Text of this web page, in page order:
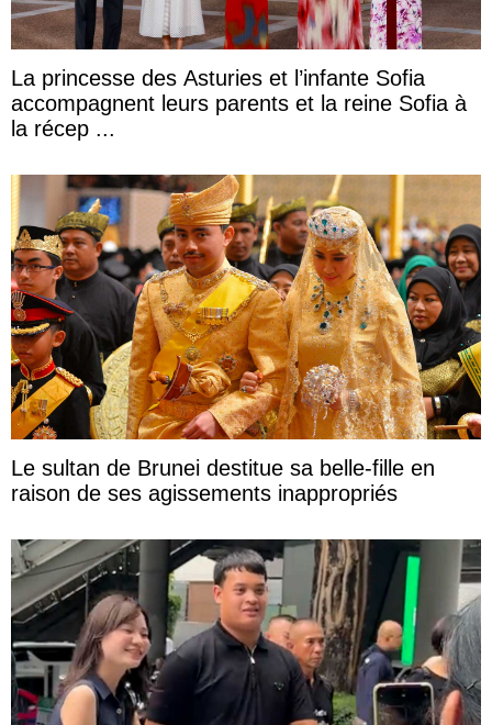
La princesse des Asturies et l’infante Sofia
accompagnent leurs parents et la reine Sofia à
la récep ...
Le sultan de Brunei destitue sa belle-fille en
raison de ses agissements inappropriés